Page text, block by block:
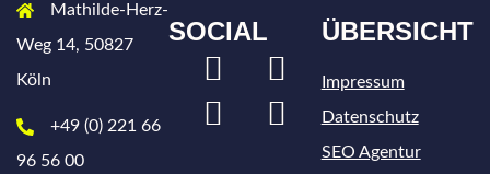
Mathilde-Herz-
Weg 14, 50827
Köln
+49 (0) 221 66
96 56 00
SOCIAL
LinkedIn
Instagram
ÜBERSICHT
Impressum
Datenschutz
SEO Agentur